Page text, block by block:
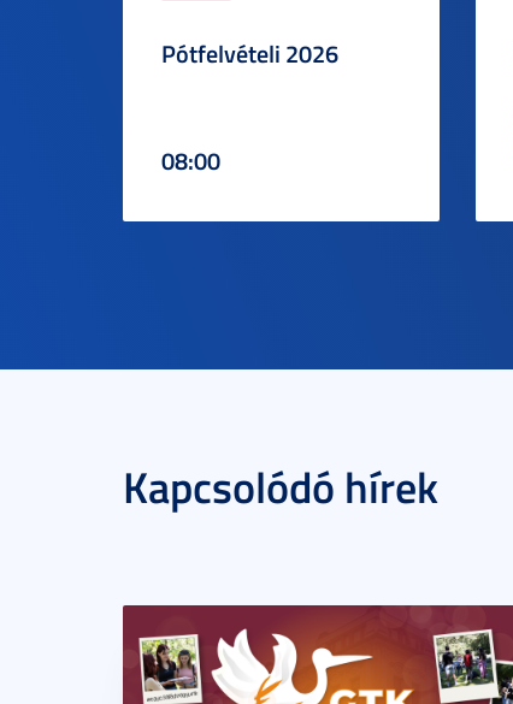
Pótfelvételi 2026
08:00
Kapcsolódó hírek